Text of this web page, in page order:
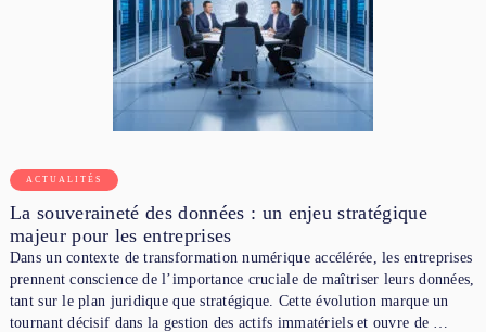
ACTUALITÉS
La souveraineté des données : un enjeu stratégique
majeur pour les entreprises
Dans un contexte de transformation numérique accélérée, les entreprises
prennent conscience de l’importance cruciale de maîtriser leurs données,
tant sur le plan juridique que stratégique. Cette évolution marque un
tournant décisif dans la gestion des actifs immatériels et ouvre de …